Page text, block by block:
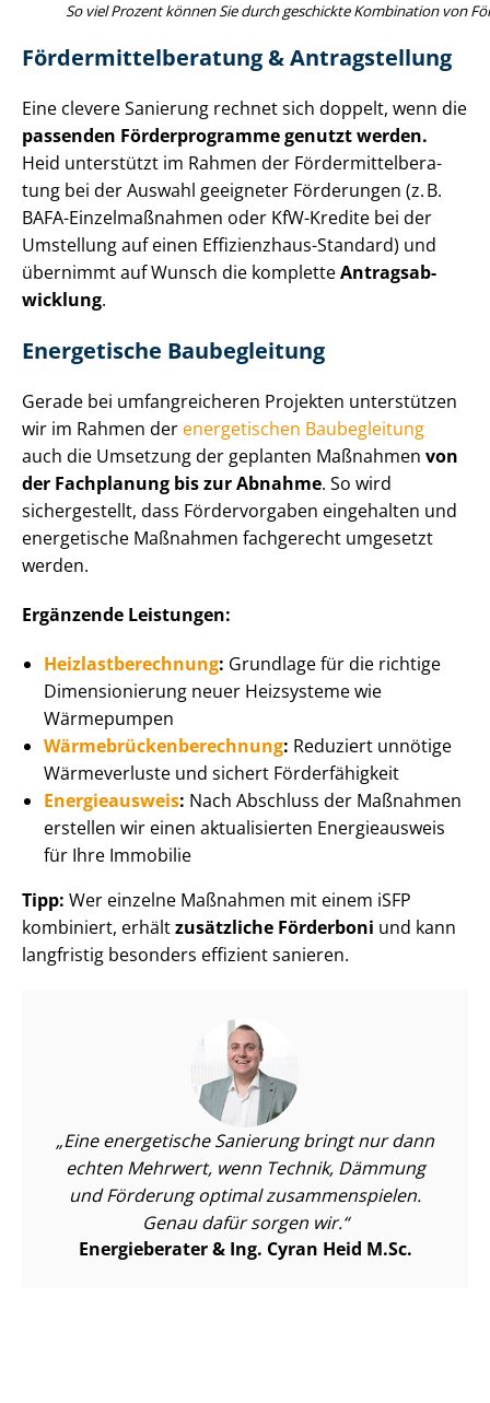
So viel Prozent können Sie durch geschickte Kombination von
För­der­mit­tel­be­ra­tung & Antragstellung
Eine clevere Sanierung rechnet sich doppelt, wenn die
passenden Förderprogramme genutzt werden.
Heid unterstützt im Rahmen der För­der­mit­tel­be­ra­
tung bei der Auswahl geeigneter Förderungen (z. B.
BAFA-Einzelmaßnahmen oder KfW-Kredite bei der
Umstellung auf einen Effizienzhaus-Standard) und
übernimmt auf Wunsch die kompletteAn­trags­ab­
wick­lung.
Energetische Baubegleitung
Gerade bei umfangreicheren Projekten unterstützen
wir im Rahmen der energetischen Baubegleitung
auch die Umsetzung der geplanten Maßnahmen von
der Fachplanung bis zur Abnahme. So wird
sichergestellt, dass Fördervorgaben eingehalten und
energetische Maßnahmen fachgerecht umgesetzt
werden.
Ergänzende Leistungen:
Heiz­last­be­rech­nung: Grundlage für die richtige
Dimensionierung neuer Heizsysteme wie
Wärmepumpen
Wär­me­brü­cken­be­rech­nung: Reduziert unnötige
Wärmeverluste und sichert Förderfähigkeit
Energieausweis: Nach Abschluss der Maßnahmen
erstellen wir einen aktualisierten Energieausweis
für Ihre Immobilie
Tipp: Wer einzelne Maßnahmen mit einem iSFP
kombiniert, erhältzusätzliche Förderboni und kann
langfristig besonders effizient sanieren.
Eine energetische Sanierung bringt nur dann
echten Mehrwert, wenn Technik, Dämmung
und Förderung optimal zusammenspielen.
Genau dafür sorgen wir.
Energieberater & Ing. Cyran Heid M.Sc.